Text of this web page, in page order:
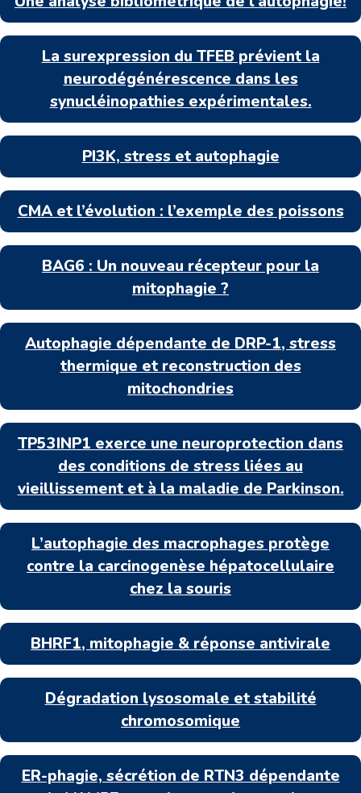
La surexpression du TFEB prévient la
neurodégénérescence dans les
synucléinopathies expérimentales.
PI3K, stress et autophagie
CMA et l’évolution : l’exemple des poissons
BAG6 : Un nouveau récepteur pour la
mitophagie ?
Autophagie dépendante de DRP-1, stress
thermique et reconstruction des
mitochondries
TP53INP1 exerce une neuroprotection dans
des conditions de stress liées au
vieillissement et à la maladie de Parkinson.
L’autophagie des macrophages protège
contre la carcinogenèse hépatocellulaire
chez la souris
BHRF1, mitophagie & réponse antivirale
Dégradation lysosomale et stabilité
chromosomique
ER-phagie, sécrétion de RTN3 dépendante